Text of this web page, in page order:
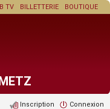
BOUTIQUE
BILLETTERIE
TV
Connexion
Inscription